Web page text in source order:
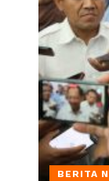
BERITA